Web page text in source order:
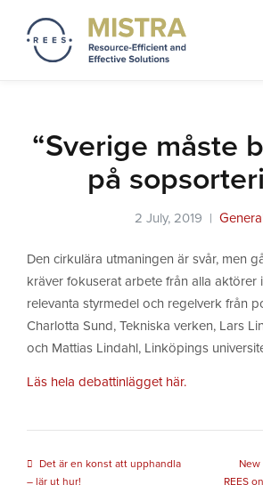
“Sverige måste
på
2 July, 2019 |
Den cirkulära utmaningen är svår, men
kräver fokuserat arbete från alla aktörer
relevanta styrmedel och regelverk från
Charlotta Sund, Tekniska verken, Lars
och Mattias Lindahl, Linköpings
Läs hela debattinlägget här.
Det är en konst att upphandla
– lär ut hur!
REES